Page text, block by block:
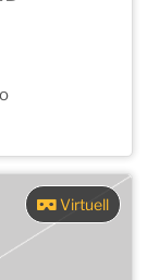
Virtuell